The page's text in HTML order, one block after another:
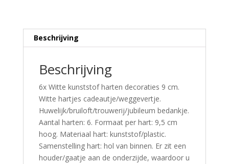
Beschrijving
Beschrijving
6x Witte kunststof harten decoraties 9 cm.
Witte hartjes cadeautje/weggevertje.
Huwelijk/bruiloft/trouwerij/jubileum bedankje.
Aantal harten: 6. Formaat per hart: 9,5 cm
hoog. Materiaal hart: kunststof/plastic.
Samenstelling hart: hol van binnen. Er zit een
houder/gaatje aan de onderzijde, waardoor u